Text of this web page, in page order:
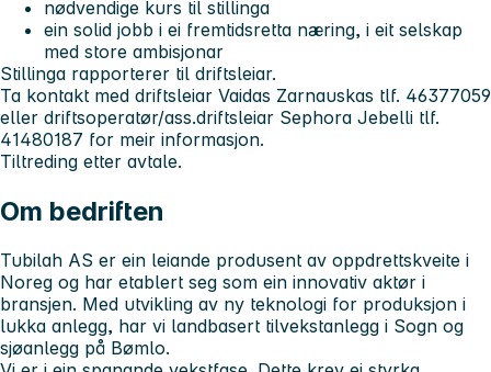
nødvendige kurs til stillinga
ein solid jobb i ei fremtidsretta næring, i eit selskap
med store ambisjonar
Stillinga rapporterer til driftsleiar.
Ta kontakt med driftsleiar Vaidas Zarnauskas tlf. 46377059
eller driftsoperatør/ass.driftsleiar Sephora Jebelli tlf.
41480187 for meir informasjon.
Tiltreding etter avtale.
Om bedriften
Tubilah AS er ein leiande produsent av oppdrettskveite i
Noreg og har etablert seg som ein innovativ aktør i
bransjen. Med utvikling av ny teknologi for produksjon i
lukka anlegg, har vi landbasert tilvekstanlegg i Sogn og
sjøanlegg på Bømlo.